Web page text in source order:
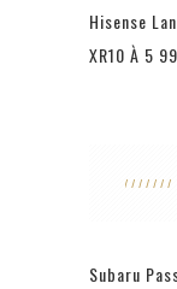
Hisense
XR10 À 5
Subaru